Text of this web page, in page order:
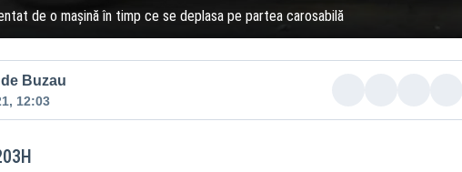
de o mașină în timp ce se deplasa pe partea carosabilă
Buzau
12:03